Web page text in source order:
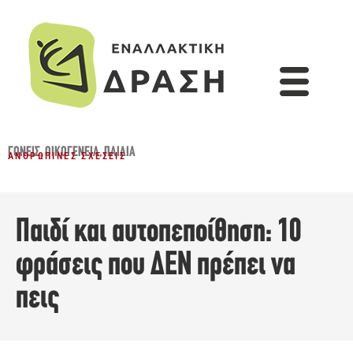
ΓΟΝΕΊΣ,ΟΙΚΟΓΈΝΕΙΑ,ΠΑΙΔΙΆ
ΑΝΘΡΏΠΙΝΕΣ ΣΧΈΣΕΙΣ
Παιδί και αυτοπεποίθηση: 10
φράσεις που ΔΕΝ πρέπει να
πεις